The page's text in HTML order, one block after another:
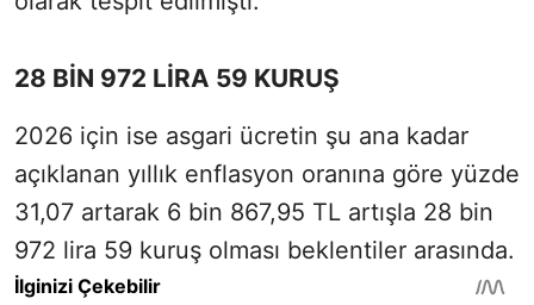
28 BİN 972 LİRA 59 KURUŞ
2026 için ise asgari ücretin şu ana kadar
açıklanan yıllık enflasyon oranına göre yüzde
31,07 artarak 6 bin 867,95 TL artışla 28 bin
972 lira 59 kuruş olması beklentiler arasında.